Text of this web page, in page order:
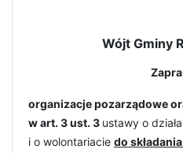
Wójt Gminy
organizacje pozarządowe
w art. 3 ust. 3 ustawy o
i o wolontariacie do